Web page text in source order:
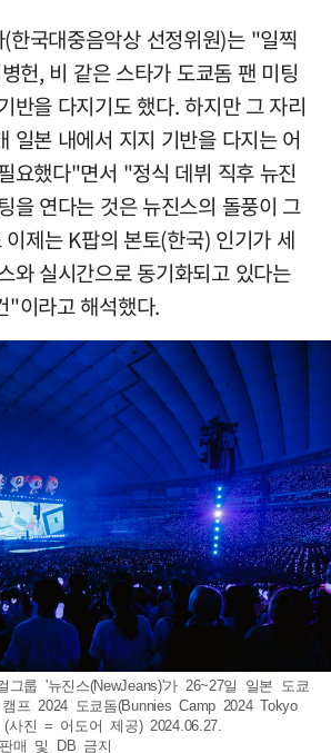
한국대중음악상 선정위원)는 "일찍
헌, 비 같은 스타가 도쿄돔 팬 미팅
반을 다지기도 했다. 하지만 그 자리
일본 내에서 지지 기반을 다지는 어
요했다"면서 "정식 데뷔 직후 뉴진
을 연다는 것은 뉴진스의 돌풍이 그
제는 K팝의 본토(한국) 인기가 세
와 실시간으로 동기화되고 있다는
"이라고 해석했다.
그룹 '뉴진스(NewJeans)'가 26~27일 일본 도쿄
프 2024 도쿄돔(Bunnies Camp 2024 Tokyo
사진 = 어도어 제공) 2024.06.27.
매 및 DB 금지